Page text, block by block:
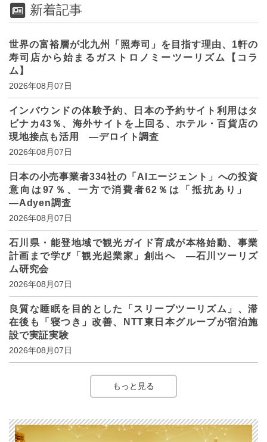
新着記事
世界の富裕層が北九州「照寿司」を目指す理由、1軒の
寿司店から始まるガストロノミーツーリズム【コラ
ム】
2026年08月07日
インバウンドの体験予約、日本の予約サイト利用はタ
ビナカ43％、海外サイトを上回る、ホテル・百貨店の
現地接点も活用 ―デロイト調査
2026年08月07日
日本の小売事業者334社の「AIエージェント」への投資
意向は97％、一方で消費者62％は「抵抗あり」
―Adyen調査
2026年08月07日
石川県・能登地域で観光ガイド育成が本格始動、事業
計画まで学び「観光起業家」創出へ ―石川ツーリズ
ム研究会
2026年08月07日
良質な睡眠を目的とした「スリープツーリズム」、滞
在後も「寝つき」改善、NTT東日本グループが宿泊施
設で実証実験
2026年08月07日
もっと見る